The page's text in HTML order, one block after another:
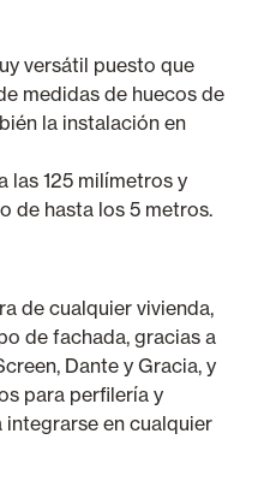
versátil puesto que
medidas de huecos de
la instalación en
las 125 milímetros y
de hasta los 5 metros.
de cualquier vivienda,
de fachada, gracias a
Dante y Gracia, y
para perfilería y
en cualquier